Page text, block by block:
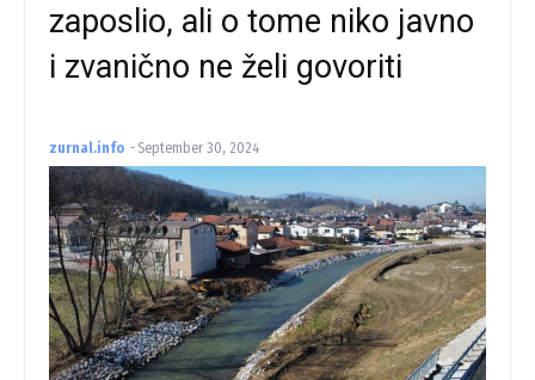
zaposlio, ali o tome niko javno
i zvanično ne želi govoriti
zurnal.info - September 30, 2024